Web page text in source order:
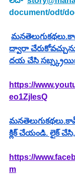
document/odt/
ద్వారా
దయ చేసి
https://
eo1ZjlesQ
క్లిక్ చేయండి. లైక్
https://
m